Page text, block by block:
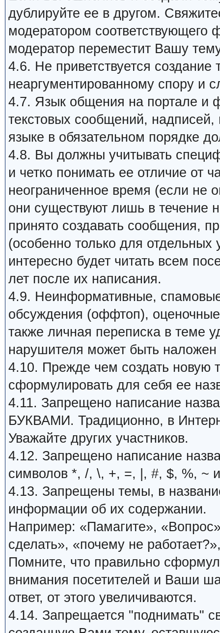
дублируйте ее в другом.
модератором
модератор переместит Вашу
4.6. Не приветствуется
неаргументированному спору и
4.7. Язык общения на портале и
текстовых сообщений,
языке в обязательном порядке
4.8. Вы должны учитывать
и четко понимать ее отличие от
неограниченное время (если не
они существуют лишь в течение
принято создавать сообщения,
(особенно только для
интересно будет читать всем
лет после их написания.
4.9. Неинформативные,
обсуждения (оффтоп),
также личная переписка в теме
нарушителя может быть наложен
4.10. Прежде чем создать новую
сформулировать для себя ее
4.11. Запрещено написание
БУКВАМИ. Традиционно, в
Уважайте других участников.
4.12. Запрещено написание
символов *, /, \, +, =, |, #, $, %, ~ и
4.13. Запрещены темы, в
информации об их содержании.
Например: «Памагите»,
сделать», «почему не
Помните, что правильно
внимания посетителей и Ваши
ответ, от этого увеличиваются.
4.14. Запрещается "поднимать"